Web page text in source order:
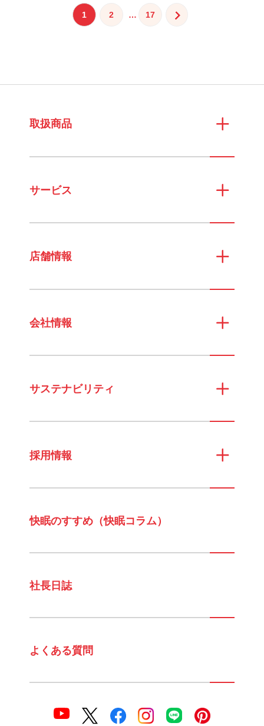
り
1 2 … 17
取扱商品
サービス
店舗情報
会社情報
サステナビリティ
採用情報
快眠のすすめ（快眠コラム）
社長日誌
よくある質問